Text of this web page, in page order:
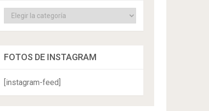
Categorías
FOTOS DE INSTAGRAM
[instagram-feed]